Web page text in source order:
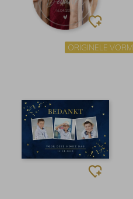
ORIGINELE VORM